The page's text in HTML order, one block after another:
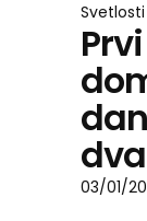
03/01/